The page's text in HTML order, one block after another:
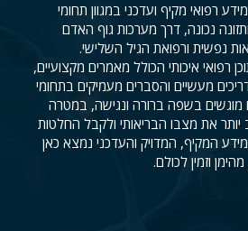
רפואי מקיף ועדכני במגוון תחומי
נכונה, דרך מערכות גוף האדם
נפשית ורפואת הגיל השלישי.
רפואי איכותי הכולל מאמרים מקצועיים,
מעשיים והסברים מעמיקים בתחומי
מוגשים בשפה ברורה ונגישה, במטרה
את מצבו הבריאותי ולקבל החלטות
המקיף, המדויק והעדכני נמצא כאן
וזמין לכולם.